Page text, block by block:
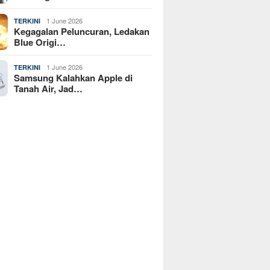
TERKINI 1 June 2026
Kegagalan Peluncuran, Ledakan
Blue Origi…
TERKINI 1 June 2026
Samsung Kalahkan Apple di
Tanah Air, Jad…